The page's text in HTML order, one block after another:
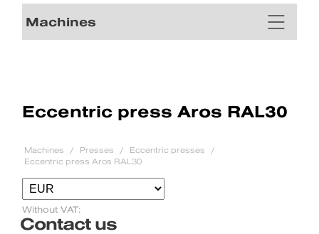
Machines
Eccentric press Aros RAL30
Machines Presses
Eccentric presses
Eccentric press Aros RAL30
Without VAT:
Contact us